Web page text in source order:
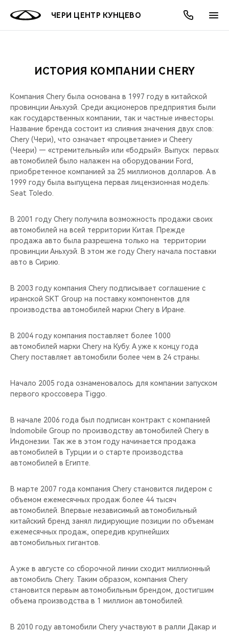
ЧЕРИ ЦЕНТР КУНЦЕВО
МОДЕЛИ
КРОССОВЕРЫ
СЕДАНЫ
НОВИНКИ
ПОКУПАТЕЛЯМ
ВЫБОР И ПОКУПКА
КРЕДИТ И СТРАХОВАНИЕ
ВЛАДЕЛЬЦАМ
СЕРВИС
ЗАПЧАСТИ И АКСЕССУАРЫ
ПОДДЕРЖКА
CHERY CONNECT
МИР CHERY
АКСЕССУАРЫ
О БРЕНДЕ
CHERY В СОЦСЕТЯХ
ЛЮДИ CHERY
CHERY REMOTE
CHERY И СПОРТ
ВИДЕООБЗОРЫ
CHERY ДЛЯ ДЕТЕЙ
АКЦИИ
ВЫГОДЫ И АКЦИИ
ОНЛАЙН СЕРВИСЫ
ВЫБОР И ПОКУПКА
КРЕДИТ
О КОМПАНИИ
О НАС
МЫ В СОЦСЕТЯХ
ИСТОРИЯ КОМПАНИИ CHERY
Компания Chery была основана в 1997 году в китайской
провинции Аньхуэй. Среди акционеров предприятия были
как государственных компании, так и частные инвесторы.
Название бренда состоит из слияния значения двух слов:
Chery (Чери), что означает «процветание» и Cheery
(Чеери) — «стремительный» или «бодрый». Выпуск первых
автомобилей было налажен на оборудовании Ford,
приобретенное компанией за 25 миллионов долларов. А в
1999 году была выпущена первая лицензионная модель:
Seat Toledo.
В 2001 году Chery получила возможность продажи своих
автомобилей на всей территории Китая. Прежде
продажа авто была разрешена только на территории
провинции Аньхуэй. В этом же году Chery начала поставки
авто в Сирию.
В 2003 году компания Chery подписывает соглашение с
иранской SKT Group на поставку компонентов для
производства автомобилей марки Chery в Иране.
В 2004 году компания поставляет более 1000
автомобилей марки Chery на Кубу. А уже к концу года
Chery поставляет автомобили более чем в 24 страны.
Начало 2005 года ознаменовалось для компании запуском
первого кроссовера Tiggo.
В начале 2006 года был подписан контракт с компанией
Indomobile Group по производству автомобилей Chery в
Индонезии. Так же в этом году начинается продажа
автомобилей в Турции и о старте производства
автомобилей в Египте.
В марте 2007 года компания Chery становится лидером с
объемом ежемесячных продаж более 44 тысяч
автомобилей. Впервые независимый автомобильный
китайский бренд занял лидирующие позиции по объемам
ежемесячных продаж, опередив крупнейших
автомобильных гигантов.
А уже в августе со сборочной линии сходит миллионный
автомобиль Chery. Таким образом, компания Chery
становится первым автомобильным брендом, достигшим
объема производства в 1 миллион автомобилей.
В 2010 году автомобили Chery участвуют в ралли Дакар и